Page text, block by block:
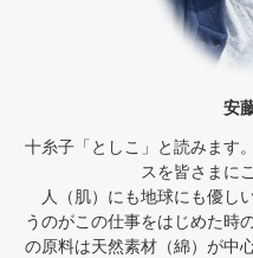
安
十糸子「としこ」と読みます
スを皆さまに
人（肌）にも地球にも優し
うのがこの仕事をはじめた時
の原料は天然素材（綿）が中